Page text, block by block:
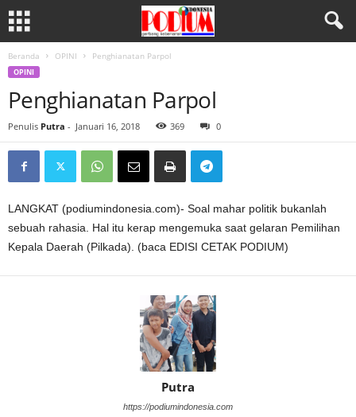
Beranda OPINI Penghianatan Parpol
OPINI
Penghianatan Parpol
Penulis Putra - Januari 16, 2018 369 0
LANGKAT (podiumindonesia.com)- Soal mahar politik bukanlah
sebuah rahasia. Hal itu kerap mengemuka saat gelaran Pemilihan
Kepala Daerah (Pilkada). (baca EDISI CETAK PODIUM)
Putra
https://podiumindonesia.com